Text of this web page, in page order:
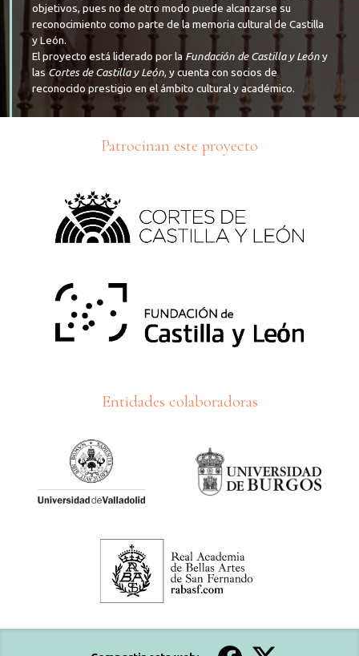
objetivos, pues no de otro modo puede alcanzarse su
reconocimiento como parte de la memoria cultural de Castilla
y León.
El proyecto está liderado por la Fundación de Castilla y Leóny
lasCortes de Castilla y León, y cuenta con socios de
reconocido prestigio en el ámbito cultural y académico.
Patrocinan este proyecto
Entidades colaboradoras